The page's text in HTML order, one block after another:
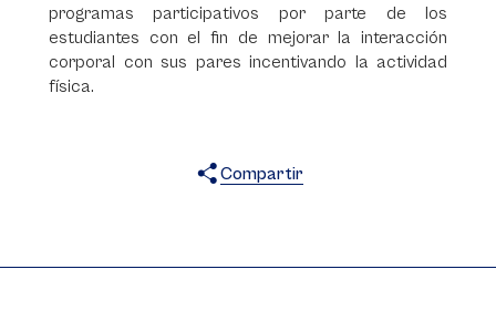
programas participativos por parte de los
estudiantes con el fin de mejorar la interacción
corporal con sus pares incentivando la actividad
física.
Compartir